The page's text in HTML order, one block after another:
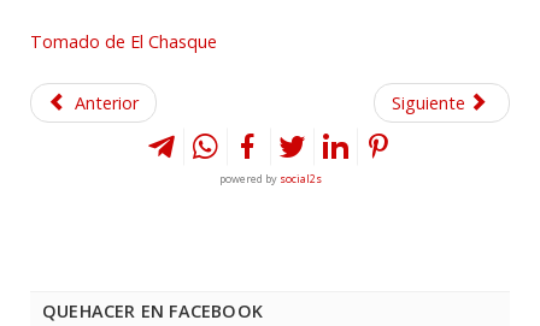
Tomado de El Chasque
Anterior Siguiente
powered by social2s
QUEHACER EN FACEBOOK